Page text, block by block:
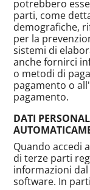
potrebbero
parti, come
demografiche,
per la
sistemi di
anche fornirci
o metodi di
pagamento o
pagamento.
DATI
Quando accedi
di terze parti
informazioni
software. In